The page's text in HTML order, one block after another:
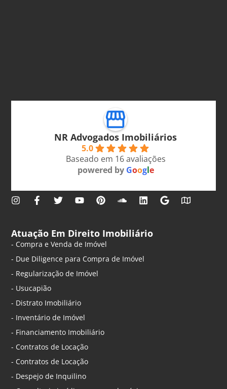
NR Advogados Imobiliários
5.0
Baseado em 16 avaliações
powered by Google
Atuação Em Direito Imobiliário
- Compra e Venda de Imóvel
- Due Diligence para Compra de Imóvel
- Regularização de Imóvel
- Usucapião
- Distrato Imobiliário
- Inventário de Imóvel
- Financiamento Imobiliário
- Contratos de Locação
- Contratos de Locação
- Despejo de Inquilino